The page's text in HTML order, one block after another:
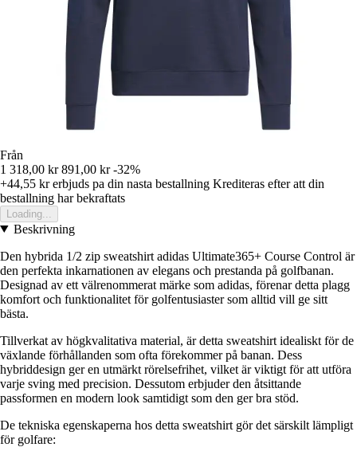
Från
1 318,00 kr 891,00 kr -32%
+44,55 krerbjuds pa din nasta bestallning Krediteras efter att din
bestallning har bekraftats
Loading...
Beskrivning
Den hybrida 1/2 zip sweatshirt adidas Ultimate365+ Course Control är
den perfekta inkarnationen av elegans och prestanda på golfbanan.
Designad av ett välrenommerat märke som adidas, förenar detta plagg
komfort och funktionalitet för golfentusiaster som alltid vill ge sitt
bästa.
Tillverkat av högkvalitativa material, är detta sweatshirt idealiskt för de
växlande förhållanden som ofta förekommer på banan. Dess
hybriddesign ger en utmärkt rörelsefrihet, vilket är viktigt för att utföra
varje sving med precision. Dessutom erbjuder den åtsittande
passformen en modern look samtidigt som den ger bra stöd.
De tekniska egenskaperna hos detta sweatshirt gör det särskilt lämpligt
för golfare: